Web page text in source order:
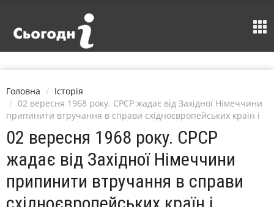
Головна
Історія
02 вересня 1968 року. СРСР жадає від Західної Німеччини
припинити втручання в справи східноєвропейських країн і
02 вересня 1968 року. СРСР
жадає від Західної Німеччини
припинити втручання в справи